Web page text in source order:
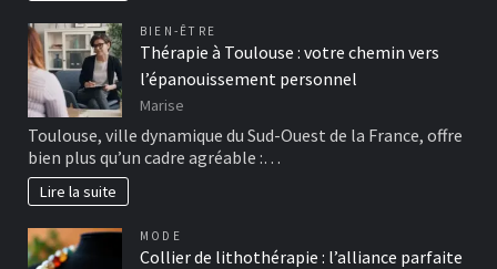
BIEN-ÊTRE
Thérapie à Toulouse : votre chemin vers
l’épanouissement personnel
Marise
Toulouse, ville dynamique du Sud-Ouest de la France, offre
bien plus qu’un cadre agréable :…
Lire la suite
MODE
Collier de lithothérapie : l’alliance parfaite